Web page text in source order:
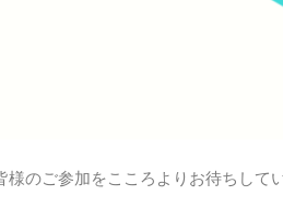
様のご参加をこころよりお待ちして